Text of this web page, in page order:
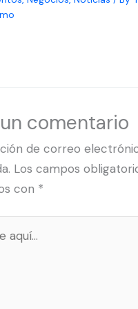
comentario
de correo
Los campos
con *